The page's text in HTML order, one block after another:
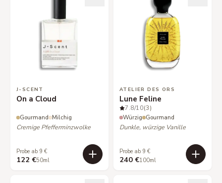
J-SCENT
On a Cloud
Gourmand Milchig
Cremige Pfefferminzwolke
Probe ab 9 €
122 €50ml
ATELIER DES ORS
Lune Feline
7.8/10(3)
Würzig Gourmand
Dunkle, würzige Vanille
Probe ab 9 €
240 €100ml